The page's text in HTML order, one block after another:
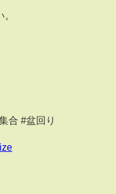
合 #盆回り